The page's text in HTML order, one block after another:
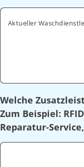
Aktueller
Welche
Zum Beispiel:
Reparatur-